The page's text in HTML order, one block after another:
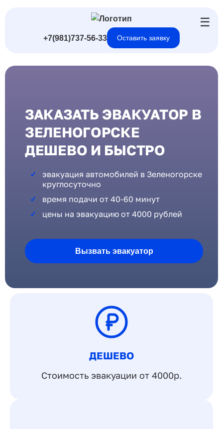
☰
+7(981)737-56-33 Оставить заявку
ЗАКАЗАТЬ ЭВАКУАТОР В
ЗЕЛЕНОГОРСКЕ
ДЕШЕВО И БЫСТРО
эвакуация автомобилей в Зеленогорске
круглосуточно
время подачи от 40-60 минут
цены на эвакуацию от 4000 рублей
Вызвать эвакуатор
ДЕШЕВО
Стоимость эвакуации от 4000р.